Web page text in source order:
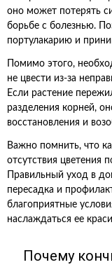
оно может потерять
борьбе с болезнью.
портулакарию и
Помимо этого,
не цвести из-за
Если растение
разделения корней,
восстановления и
Важно помнить, что
отсутствия цветения
Правильный уход в
пересадка и
благоприятные
наслаждаться ее
Почему